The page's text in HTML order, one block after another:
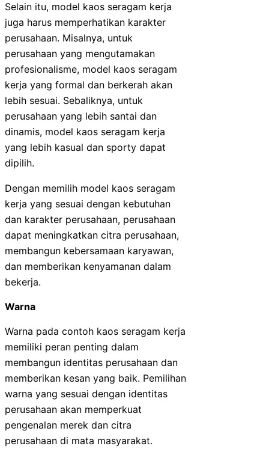
Selain itu, model kaos seragam kerja
juga harus memperhatikan karakter
perusahaan. Misalnya, untuk
perusahaan yang mengutamakan
profesionalisme, model kaos seragam
kerja yang formal dan berkerah akan
lebih sesuai. Sebaliknya, untuk
perusahaan yang lebih santai dan
dinamis, model kaos seragam kerja
yang lebih kasual dan sporty dapat
dipilih.
Dengan memilih model kaos seragam
kerja yang sesuai dengan kebutuhan
dan karakter perusahaan, perusahaan
dapat meningkatkan citra perusahaan,
membangun kebersamaan karyawan,
dan memberikan kenyamanan dalam
bekerja.
Warna
Warna pada contoh kaos seragam kerja
memiliki peran penting dalam
membangun identitas perusahaan dan
memberikan kesan yang baik. Pemilihan
warna yang sesuai dengan identitas
perusahaan akan memperkuat
pengenalan merek dan citra
perusahaan di mata masyarakat.